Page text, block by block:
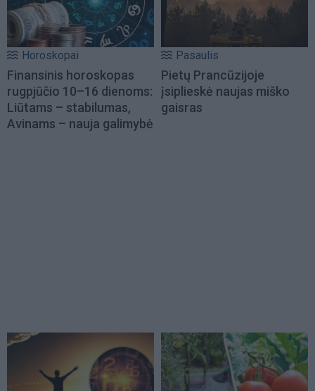
Horoskopai
Finansinis horoskopas
rugpjūčio 10–16 dienoms:
Liūtams – stabilumas,
Avinams – nauja galimybė
Pasaulis
Pietų Prancūzijoje
įsiplieskė naujas miško
gaisras